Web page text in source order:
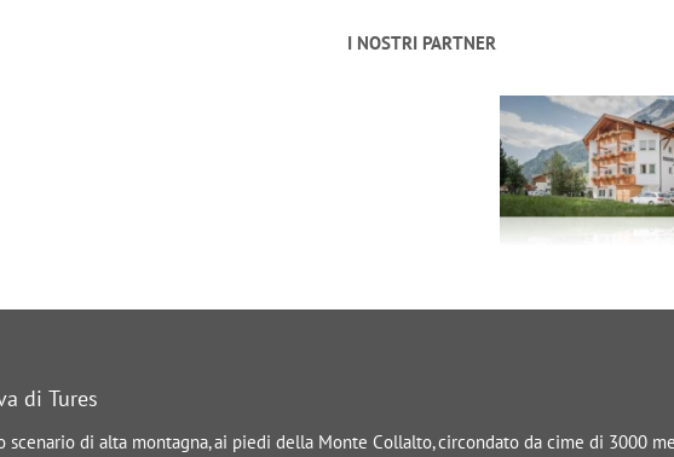
I NOSTRI PARTNER
di Tures
scenario di alta montagna, ai piedi della Monte Collalto, circondato da cime di 3000